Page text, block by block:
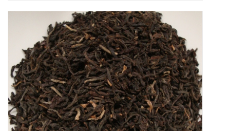
weist
mehrere
Varianten
auf.
Die
Optionen
können
auf
der